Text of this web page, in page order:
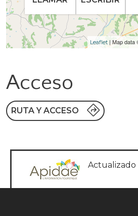
Leaflet | Map data
Acceso
RUTA Y ACCESO
Actualizado